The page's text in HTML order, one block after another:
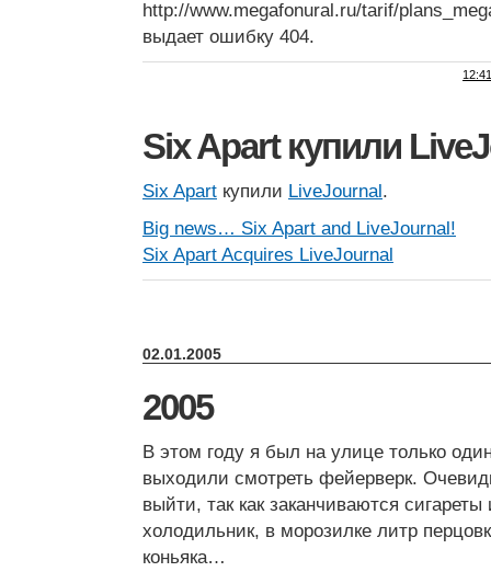
http://www.megafonural.ru/tarif/
выдает ошибку 404.
12:41
Six Apart купили
Six Apart купили LiveJournal.
Big news… Six Apart and LiveJournal!
Six Apart Acquires LiveJournal
02.01.2005
2005
В этом году я был на улице только
выходили смотреть фейерверк.
выйти, так как заканчиваются
холодильник, в морозилке литр
коньяка…